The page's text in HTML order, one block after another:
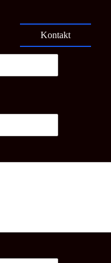
Kontakt